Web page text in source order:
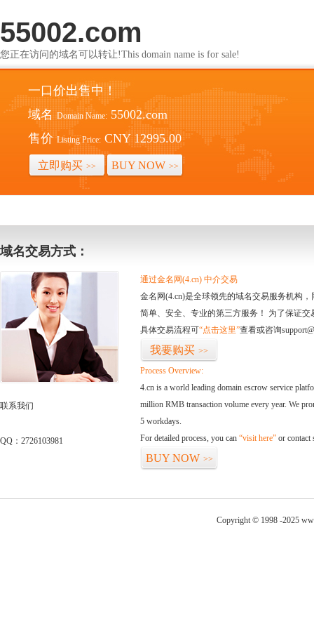
55002.com
您正在访问的域名可以转让!This domain name is for sale!
一口价出售中！
域名 Domain Name: 55002.com
售价 Listing Price: CNY 12995.00
立即购买 >> BUY NOW >>
域名交易方式：
联系我们
QQ：2726103981
通过金名网(4.cn) 中介交易
金名网(4.cn)是全球领先的域名交易服务机构
简单、安全、专业的第三方服务！ 为了保证
具体交易流程可“点击这里”查看或咨询
我要购买 >>
Process Overview:
4.cn is a world leading domain escrow service
million RMB transaction volume every year. We
5 workdays.
For detailed process, you can “visit here” or contact
BUY NOW >>
Copyright © 1998 -2025